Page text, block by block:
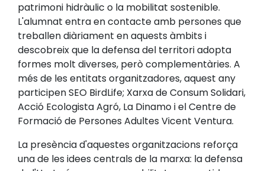
patrimoni hidràulic o la mobilitat sostenible.
L'alumnat entra en contacte amb persones que
treballen diàriament en aquests àmbits i
descobreix que la defensa del territori adopta
formes molt diverses, però complementàries. A
més de les entitats organitzadores, aquest any
participen SEO BirdLife; Xarxa de Consum Solidari,
Acció Ecologista Agró, La Dinamo i el Centre de
Formació de Persones Adultes Vicent Ventura.
La presència d'aquestes organitzacions reforça
una de les idees centrals de la marxa: la defensa